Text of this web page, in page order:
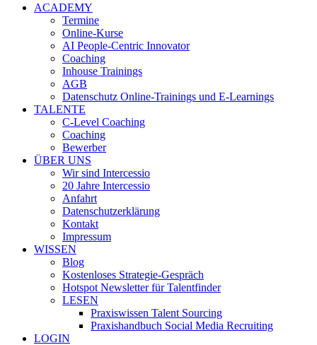
ACADEMY
Termine
Online-Kurse
AI People-Centric Innovator
Coaching
Inhouse Trainings
AGB
Datenschutz Online-Trainings und E-Learnings
TALENTE
C-Level Coaching
Coaching
Bewerber
ÜBER UNS
Wir sind Intercessio
20 Jahre Intercessio
Anfahrt
Datenschutzerklärung
Kontakt
Impressum
WISSEN
Blog
Kostenloses Strategie-Gespräch
Hotspot Newsletter für Talentfinder
LESEN
Praxiswissen Talent Sourcing
Praxishandbuch Social Media Recruiting
LOGIN